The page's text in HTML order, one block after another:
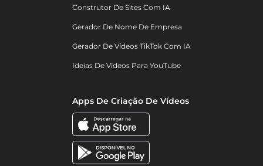
Construtor De Sites Com IA
Gerador De Nome De Empresa
Gerador De Vídeos TikTok Com IA
Ideias De Vídeos Para YouTube
Apps De Criação De Vídeos